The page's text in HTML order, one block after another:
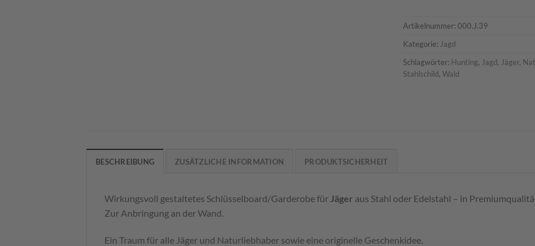
Artikelnummer: 000.J.39
Kategorie: Jagd
Schlagwörter: Hunting, Jagd, Jäger,
Stahlschild, Wald
BESCHREIBUNG ZUSÄTZLICHE INFORMATION PRODUKTSICHERHEIT
Wirkungsvoll gestaltetes Schlüsselboard/Garderobe für Jäger aus Stahl oder Edelstahl – in
Zur Anbringung an der Wand.
Ein Traum für alle Jäger und Naturliebhaber sowie eine originelle Geschenkidee.